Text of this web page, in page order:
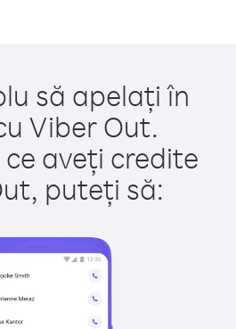
să apelați în
Viber Out.
aveți credite
puteți să: